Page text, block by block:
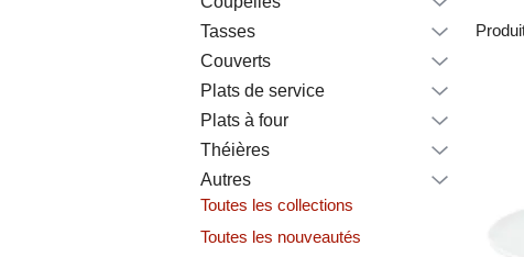
Tasses
Couverts
Plats de service
Plats à four
Théières
Autres
Toutes les collections
Toutes les nouveautés